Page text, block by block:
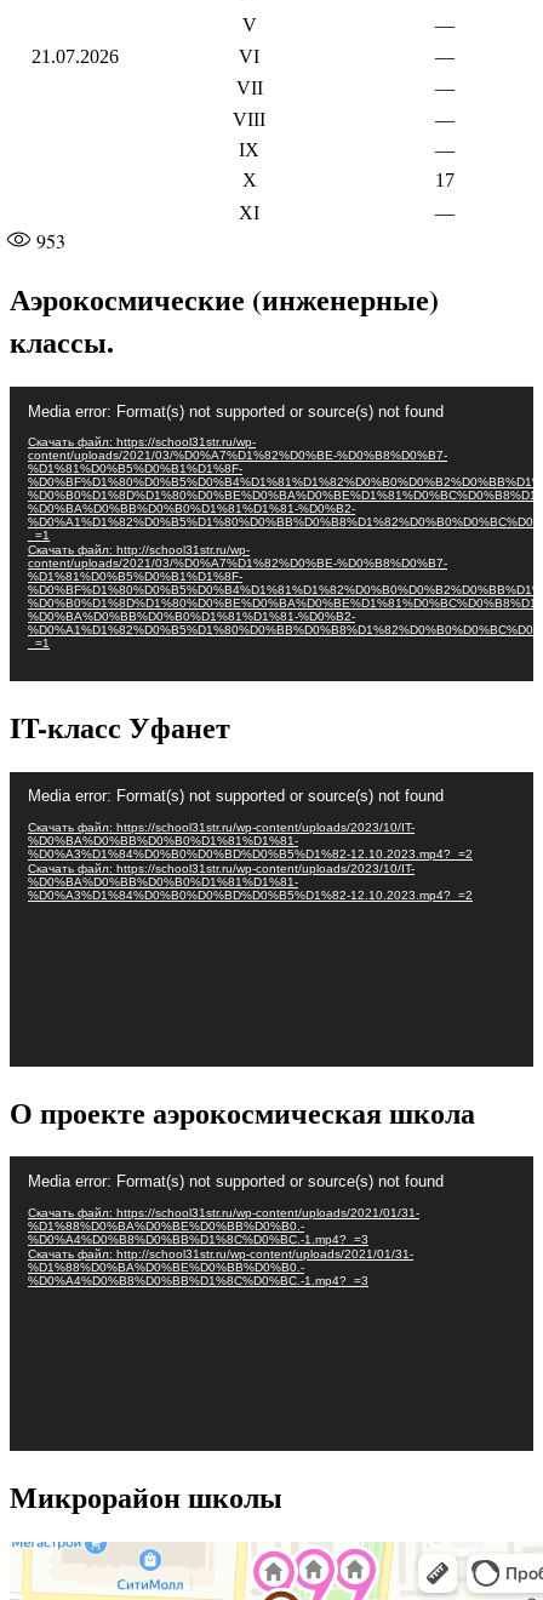
21.07.2026
V
—
VI
—
VII
—
VIII
—
IX
—
X
17
XI
—
953
Аэрокосмические (инженерные)
классы.
Media error: Format(s) not supported or source(s) not found
Скачать файл: https://school31str.ru/wp-
content/uploads/2021/03/%D0%A7%D1%82%D0%BE-%D0%B8%D0%B7-
%D1%81%D0%B5%D0%B1%D1%8F-
%D0%BA%D0%BB%D0%B0%D1%81%D1%81-%D0%B2-
_=1
Скачать файл: http://school31str.ru/wp-
content/uploads/2021/03/%D0%A7%D1%82%D0%BE-%D0%B8%D0%B7-
%D1%81%D0%B5%D0%B1%D1%8F-
%D0%BA%D0%BB%D0%B0%D1%81%D1%81-%D0%B2-
_=1
IT-класс Уфанет
Видеоплеер
Media error: Format(s) not supported or source(s) not found
Скачать файл: https://school31str.ru/wp-content/uploads/2023/10/IT-
%D0%BA%D0%BB%D0%B0%D1%81%D1%81-
%D0%A3%D1%84%D0%B0%D0%BD%D0%B5%D1%82-12.10.2023.mp4?_=2
Скачать файл: https://school31str.ru/wp-content/uploads/2023/10/IT-
%D0%BA%D0%BB%D0%B0%D1%81%D1%81-
%D0%A3%D1%84%D0%B0%D0%BD%D0%B5%D1%82-12.10.2023.mp4?_=2
О проекте аэрокосмическая школа
Видеоплеер
Media error: Format(s) not supported or source(s) not found
Скачать файл: https://school31str.ru/wp-content/uploads/2021/01/31-
%D1%88%D0%BA%D0%BE%D0%BB%D0%B0.-
%D0%A4%D0%B8%D0%BB%D1%8C%D0%BC.-1.mp4?_=3
Скачать файл: http://school31str.ru/wp-content/uploads/2021/01/31-
%D1%88%D0%BA%D0%BE%D0%BB%D0%B0.-
%D0%A4%D0%B8%D0%BB%D1%8C%D0%BC.-1.mp4?_=3
Микрорайон школы